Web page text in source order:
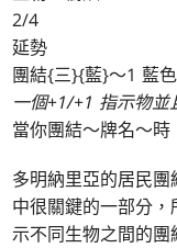
2/4
延勢
團結{三}{藍}～1 藍
一個+1/+1 指示物並
當你團結～牌名～時
多明納里亞的居民
中很關鍵的一部分
示不同生物之間的